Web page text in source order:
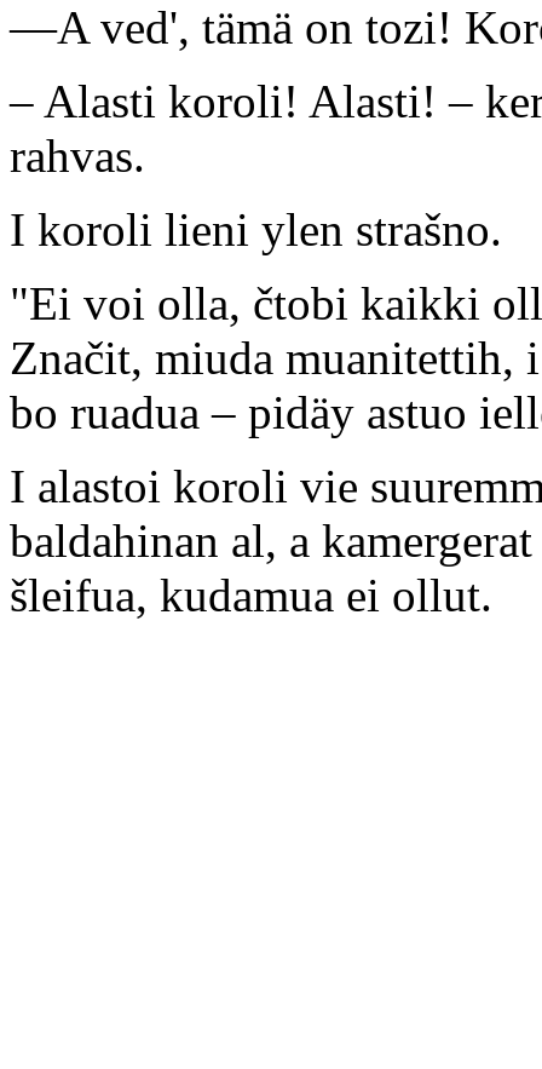
—A ved', tämä on tozi!
– Alasti koroli! Alasti! –
rahvas.
I koroli lieni ylen strašno.
"Ei voi olla, čtobi kaikki
Značit, miuda muanitettih,
bo ruadua – pidäy astuo
I alastoi koroli vie
baldahinan al, a
šleifua, kudamua ei ollut.